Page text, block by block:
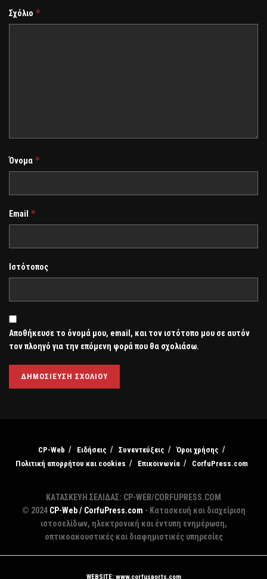
Σχόλιο *
Όνομα *
Email *
Ιστότοπος
Αποθήκευσε το όνομά μου, email, και τον ιστότοπο μου σε αυτόν
τον πλοηγό για την επόμενη φορά που θα σχολιάσω.
CP-Web Ειδήσεις Συνεντεύξεις
Όροι χρήσης
Πολιτική απορρήτου και cookies
Επικοινωνία CorfuPress.com
ΚΑΤΑΣΚΕΥΗ ΣΕΛΙΔΑΣ: CP-WEB/CORFUPRESS.COM
© 2024 CP-Web / CorfuPress.com - Κατασκευή και διαχείριση
ιστοσελίδων, ηλεκτρονική και έντυπη ενημέρωση,
οπτικοακουστικές και διαφημιστικές υπηρεσίες
WEBSITE: www.corfusports.com